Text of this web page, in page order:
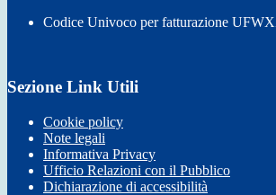
Codice Univoco per fatturazione
Sezione Link Utili
Cookie policy
Note legali
Informativa Privacy
Ufficio Relazioni con il Pubblico
Dichiarazione di accessibilità